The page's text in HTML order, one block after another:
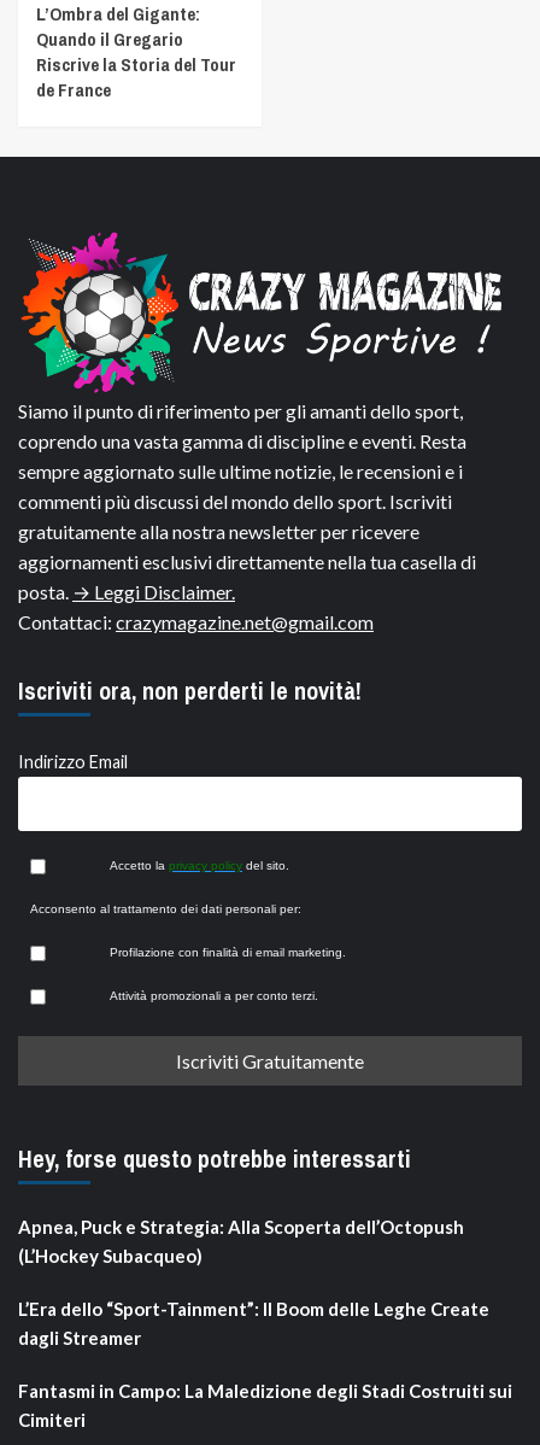
L’Ombra del Gigante:
Quando il Gregario
Riscrive la Storia del Tour
de France
Siamo il punto di riferimento per gli amanti dello sport,
coprendo una vasta gamma di discipline e eventi. Resta
sempre aggiornato sulle ultime notizie, le recensioni e i
commenti più discussi del mondo dello sport. Iscriviti
gratuitamente alla nostra newsletter per ricevere
aggiornamenti esclusivi direttamente nella tua casella di
posta. → Leggi Disclaimer.
Contattaci: crazymagazine.net@gmail.com
Iscriviti ora, non perderti le novità!
Indirizzo Email
Accetto la privacy policy del sito.
Acconsento al trattamento dei dati personali per:
Profilazione con finalità di email marketing.
Attività promozionali a per conto terzi.
Hey, forse questo potrebbe interessarti
Apnea, Puck e Strategia: Alla Scoperta dell’Octopush
(L’Hockey Subacqueo)
L’Era dello “Sport-Tainment”: Il Boom delle Leghe Create
dagli Streamer
Fantasmi in Campo: La Maledizione degli Stadi Costruiti sui
Cimiteri